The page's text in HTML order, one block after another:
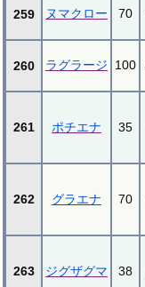
259 ヌマクロー 70
260 ラグラージ 100
261 ポチエナ 35
262 グラエナ 70
263 ジグザグマ 38